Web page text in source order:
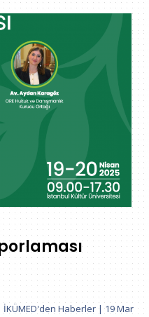
İKÜMED'den Haberler |19 Mar